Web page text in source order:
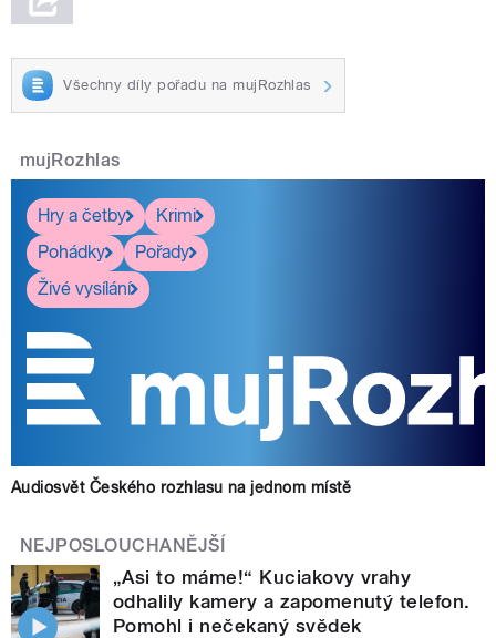
Všechny díly pořadu na mujRozhlas
mujRozhlas
Hry a četby
Krimi
Pohádky
Pořady
Živé vysílání
Audiosvět Českého rozhlasu na jednom místě
NEJPOSLOUCHANĚJŠÍ
„Asi to máme!“ Kuciakovy vrahy
odhalily kamery a zapomenutý telefon.
Pomohl i nečekaný svědek